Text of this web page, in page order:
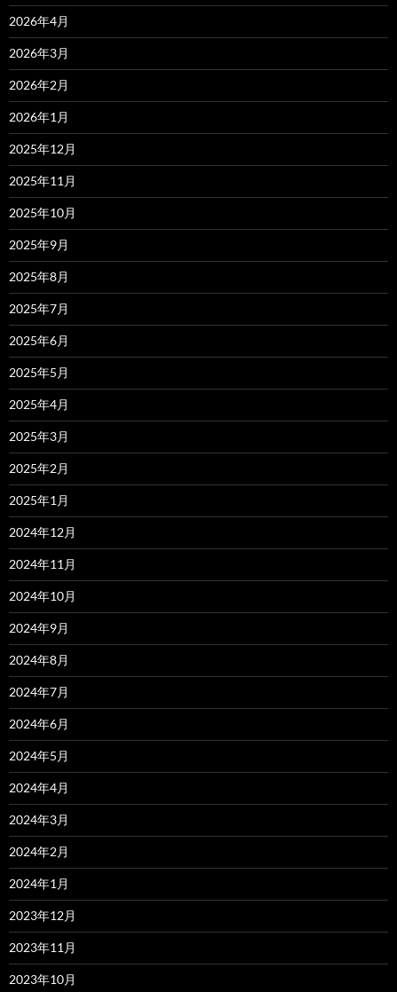
2026年4月
2026年3月
2026年2月
2026年1月
2025年12月
2025年11月
2025年10月
2025年9月
2025年8月
2025年7月
2025年6月
2025年5月
2025年4月
2025年3月
2025年2月
2025年1月
2024年12月
2024年11月
2024年10月
2024年9月
2024年8月
2024年7月
2024年6月
2024年5月
2024年4月
2024年3月
2024年2月
2024年1月
2023年12月
2023年11月
2023年10月